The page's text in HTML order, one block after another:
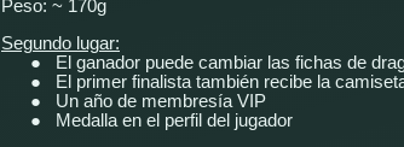
Peso: ~ 170g
Segundo lugar:
●
El ganador puede cambiar las fichas de
●
El primer finalista también recibe la
●
Un año de membresía VIP
●
Medalla en el perfil del jugador